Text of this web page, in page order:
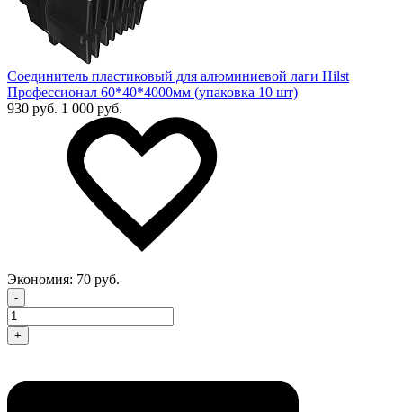
Соединитель пластиковый для алюминиевой лаги Hilst
Профессионал 60*40*4000мм (упаковка 10 шт)
930 руб. 1 000 руб.
Экономия: 70 руб.
-
+